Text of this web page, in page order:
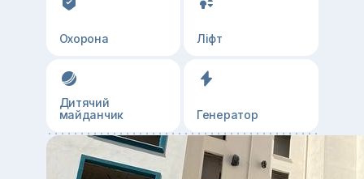
Охорона Ліфт
Дитячий
майданчик
Генератор